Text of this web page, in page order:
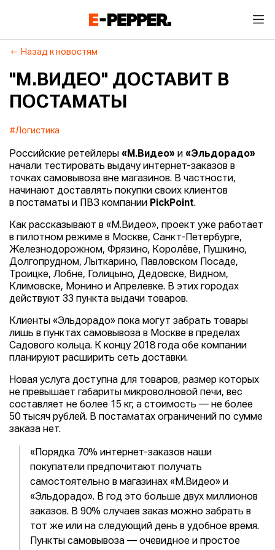
Назад к новостям
"М.ВИДЕО" ДОСТАВИТ В
ПОСТАМАТЫ
#Логистика
Российские ретейлеры «М.Видео» и «Эльдорадо»
начали тестировать выдачу интернет-заказов в
точках самовывоза вне магазинов. В частности,
начинают доставлять покупки своих клиентов
в постаматы и ПВЗ компании PickPoint.
Как рассказывают в «М.Видео», проект уже работает
в пилотном режиме в Москве, Санкт-Петербурге,
Железнодорожном, Фрязино, Королёве, Пушкино,
Долгопрудном, Лыткарино, Павловском Посаде,
Троицке, Лобне, Голицыно, Дедовске, Видном,
Климовске, Монино и Апрелевке. В этих городах
действуют 33 пункта выдачи товаров.
Клиенты «Эльдорадо» пока могут забрать товары
лишь в пунктах самовывоза в Москве в пределах
Садового кольца. К концу 2018 года обе компании
планируют расширить сеть доставки.
Новая услуга доступна для товаров, размер которых
не превышает габариты микроволновой печи, вес
составляет не более 15 кг, а стоимость — не более
50 тысяч рублей. В постаматах ограничений по сумме
заказа нет.
«Порядка 70% интернет-заказов наши
покупатели предпочитают получать
самостоятельно в магазинах «М.Видео» и
«Эльдорадо». В год это больше двух миллионов
заказов. В 90% случаев заказ можно забрать в
тот же или на следующий день в удобное время.
Пункты самовывоза — очевидное и простое